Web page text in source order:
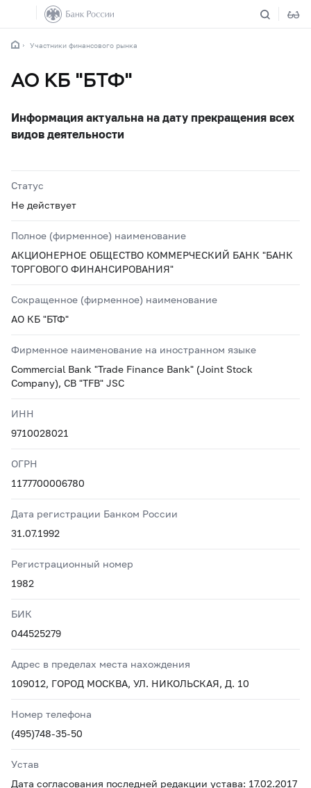
Участники финансового рынка
АО КБ "БТФ"
Информация актуальна на дату прекращения всех
видов деятельности
Статус
Не действует
Полное (фирменное) наименование
АКЦИОНЕРНОЕ ОБЩЕСТВО КОММЕРЧЕСКИЙ БАНК "БАНК
ТОРГОВОГО ФИНАНСИРОВАНИЯ"
Сокращенное (фирменное) наименование
АО КБ "БТФ"
Фирменное наименование на иностранном языке
Commercial Bank "Trade Finance Bank" (Joint Stock
Company), CB "TFB" JSC
ИНН
9710028021
ОГРН
1177700006780
Дата регистрации Банком России
31.07.1992
Регистрационный номер
1982
БИК
044525279
Адрес в пределах места нахождения
109012, ГОРОД МОСКВА, УЛ. НИКОЛЬСКАЯ, Д. 10
Номер телефона
(495)748-35-50
Устав
Дата согласования последней редакции устава: 17.02.2017